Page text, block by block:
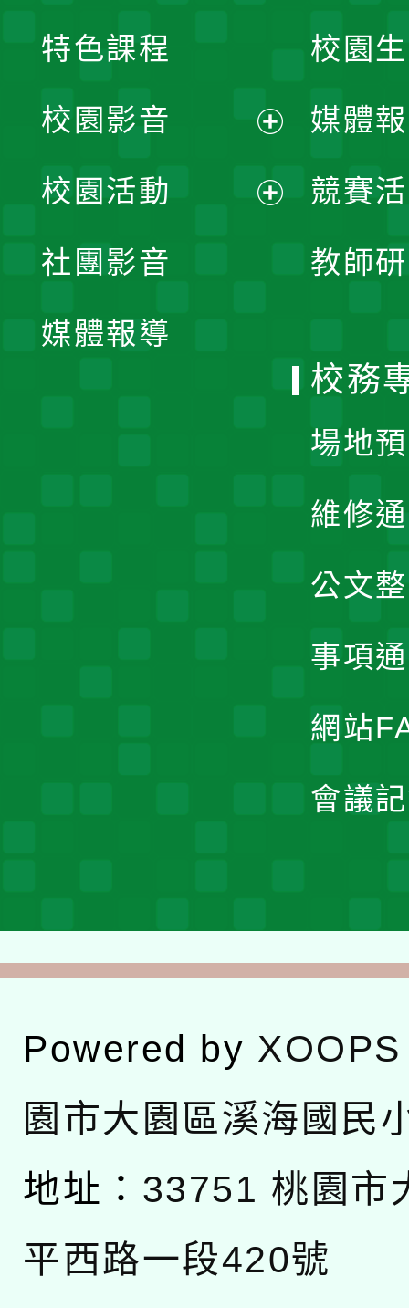
校園
媒體
競賽
教師
特色課程
校園影音
開
校園活動
社團影音
媒體報導
校務
場地
維修
公文
事項
網站
會議
Powered by XOOPS
園市大園區溪海國民
地址： 33751 桃園市
平西路一段420號